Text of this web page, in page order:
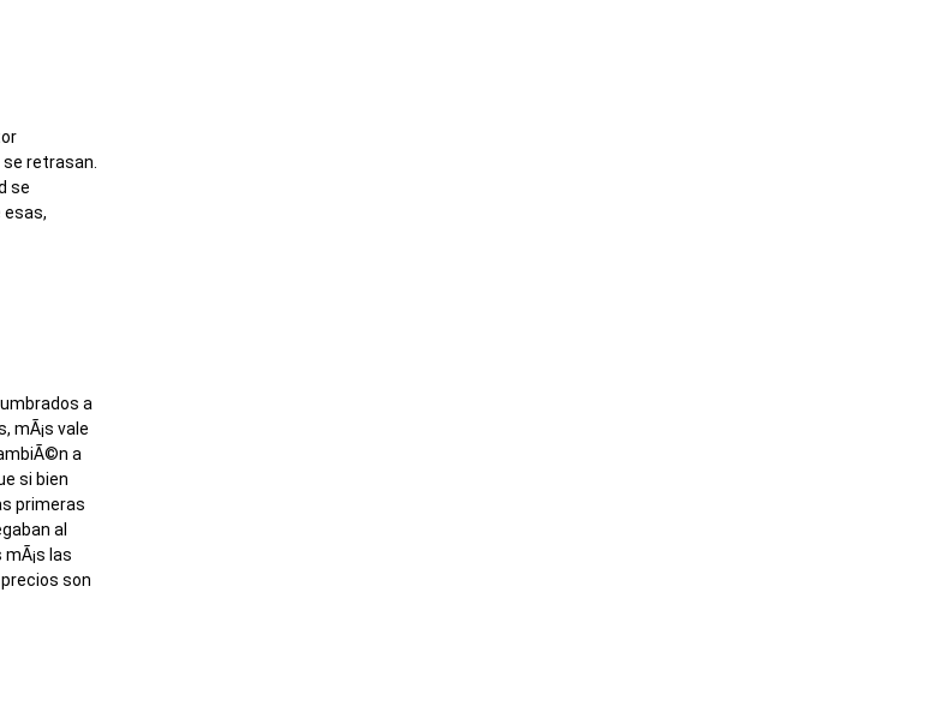
retrasan.
se
esas,
a
mÃ¡s vale
a
si bien
primeras
al
las
son